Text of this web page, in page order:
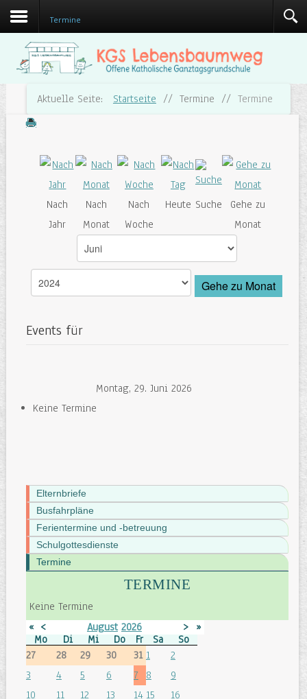
Termine
Aktuelle Seite: Startseite // Termine // Termine
Nach
Jahr
Nach
Monat
Nach
Woche
Heute Suche
Gehe zu
Monat
Gehe zu Monat
Events für
Montag, 29. Juni 2026
Keine Termine
Elternbriefe
Busfahrpläne
Ferientermine und -betreuung
Schulgottesdienste
Termine
TERMINE
Keine Termine
« < August 2026 > »
Mo
Di Mi Do Fr Sa
So
27
28 29 30 31 1
2
3
4 5 6 7 8
9
10
11 12 13 14 15
16